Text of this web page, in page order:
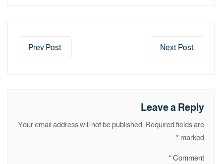
Prev Post Next Post
Leave a Reply
Your email address will not be published. Required fields are
marked
*
Comment
*